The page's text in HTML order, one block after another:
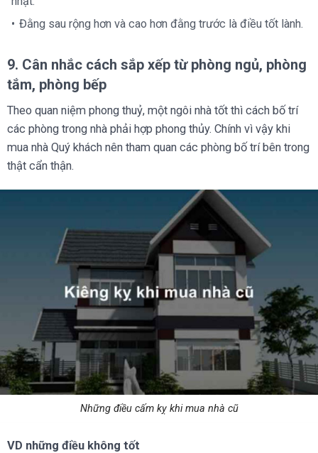
Đằng sau rộng hơn và cao hơn đằng trước là điều tốt lành.
9. Cân nhắc cách sắp xếp từ phòng ngủ, phòng
tắm, phòng bếp
Theo quan niệm phong thuỷ, một ngôi nhà tốt thì cách bố trí
các phòng trong nhà phải hợp phong thủy. Chính vì vậy khi
mua nhà Quý khách nên tham quan các phòng bố trí bên trong
thật cẩn thận.
Những điều cấm kỵ khi mua nhà cũ
VD những điều không tốt